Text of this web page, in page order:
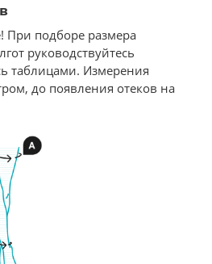
При подборе размера
руководствуйтесь
таблицами. Измерения
до появления отеков на